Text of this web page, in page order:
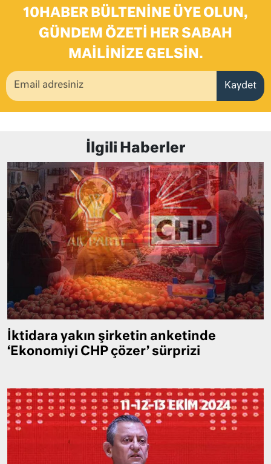
10HABER BÜLTENINE ÜYE OLUN,
GÜNDEM ÖZETI HER SABAH
MAILINIZE GELSIN.
Kaydet
İlgili Haberler
İktidara yakın şirketin anketinde
‘Ekonomiyi CHP çözer’ sürprizi